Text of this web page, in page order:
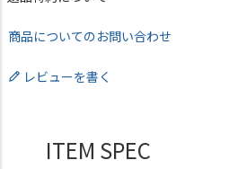
商品についてのお問い合わせ
レビューを書く
ITEM SPEC